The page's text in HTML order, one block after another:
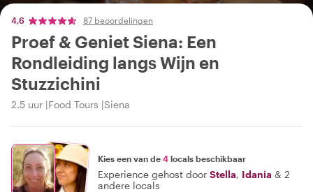
4,6 87 beoordelingen
Proef & Geniet Siena: Een
Rondleiding langs Wijn en
Stuzzichini
2.5 uur Food Tours Siena
Kies een van de 4 locals beschikbaar
Experience gehost door Stella, Idania & 2
andere locals